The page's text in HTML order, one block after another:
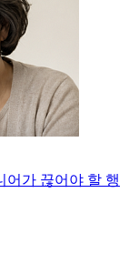
어가 끊어야 할 행